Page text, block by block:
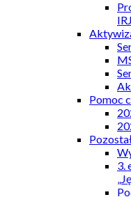
Pomoc
3.